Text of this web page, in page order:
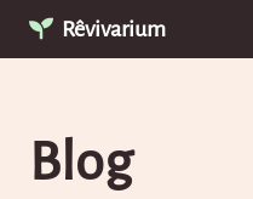
Rêvivarium
Blog